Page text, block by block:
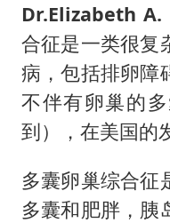
Dr.Elizabeth A.
合征是一类很复
病，包括排卵障
不伴有卵巢的
到），在美国的
多囊卵巢综合征
多囊和肥胖，胰